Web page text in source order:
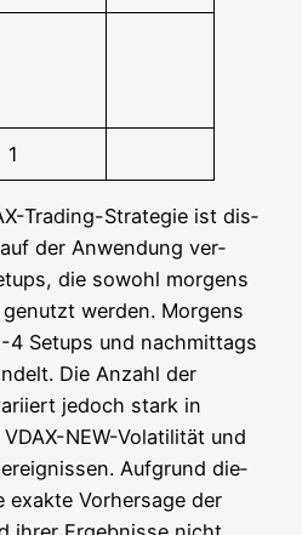
1
Tra­ding-Stra­te­gie ist dis­
der Anwen­dung ver­
die sowohl mor­gens
wer­den. Mor­gens
4 Set­ups und nach­mit­tags
Die Anzahl der
jedoch stark in
NEW-Vola­ti­li­tät und
Auf­grund die­
exak­te Vor­her­sa­ge der